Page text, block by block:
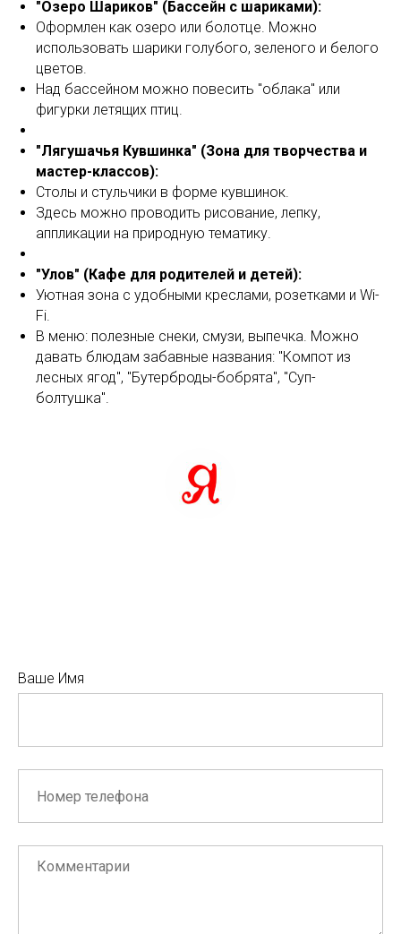
"Озеро Шариков" (Бассейн с шариками):
Оформлен как озеро или болотце. Можно
использовать шарики голубого, зеленого и белого
цветов.
Над бассейном можно повесить "облака" или
фигурки летящих птиц.
"Лягушачья Кувшинка" (Зона для творчества и
мастер-классов):
Столы и стульчики в форме кувшинок.
Здесь можно проводить рисование, лепку,
аппликации на природную тематику.
"Улов" (Кафе для родителей и детей):
Уютная зона с удобными креслами, розетками и Wi-
Fi.
В меню: полезные снеки, смузи, выпечка. Можно
давать блюдам забавные названия: "Компот из
лесных ягод", "Бутерброды-бобрята", "Суп-
болтушка".
Ваше Имя